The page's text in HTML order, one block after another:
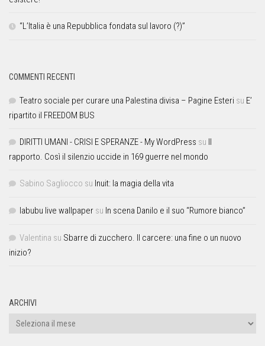
“L’Italia è una Repubblica fondata sul lavoro (?)”
COMMENTI RECENTI
Teatro sociale per curare una Palestina divisa – Pagine Esteri su E’
ripartito il FREEDOM BUS
DIRITTI UMANI - CRISI E SPERANZE - My WordPress su Il
rapporto. Così il silenzio uccide in 169 guerre nel mondo
Sabino Sagliocco su Inuit: la magia della vita
labubu live wallpaper su In scena Danilo e il suo “Rumore bianco”
Valentina su Sbarre di zucchero. Il carcere: una fine o un nuovo
inizio?
ARCHIVI